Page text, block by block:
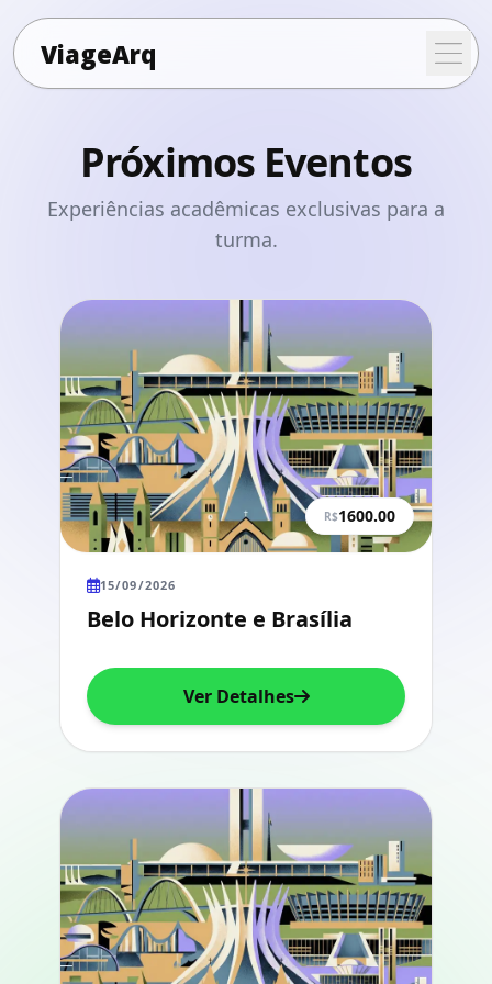
ViageArq
Próximos Eventos
Experiências acadêmicas exclusivas para a
turma.
R$1600.00
15/09/2026
Belo Horizonte e Brasília
Ver Detalhes